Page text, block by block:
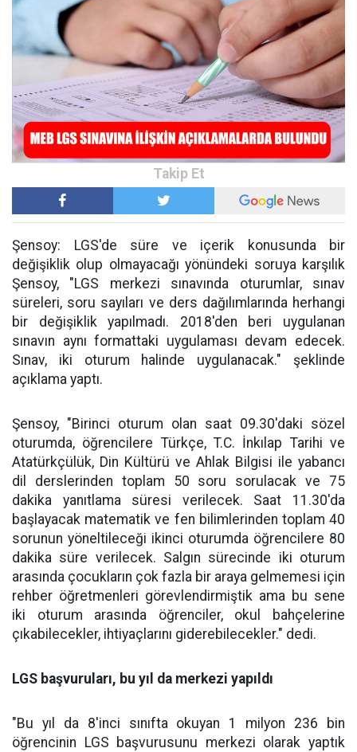
Şensoy: LGS'de süre ve içerik konusunda bir
değişiklik olup olmayacağı yönündeki soruya karşılık
Şensoy, "LGS merkezi sınavında oturumlar, sınav
süreleri, soru sayıları ve ders dağılımlarında herhangi
bir değişiklik yapılmadı. 2018'den beri uygulanan
sınavın aynı formattaki uygulaması devam edecek.
Sınav, iki oturum halinde uygulanacak." şeklinde
açıklama yaptı.
Şensoy, "Birinci oturum olan saat 09.30'daki sözel
oturumda, öğrencilere Türkçe, T.C. İnkılap Tarihi ve
Atatürkçülük, Din Kültürü ve Ahlak Bilgisi ile yabancı
dil derslerinden toplam 50 soru sorulacak ve 75
dakika yanıtlama süresi verilecek. Saat 11.30'da
başlayacak matematik ve fen bilimlerinden toplam 40
sorunun yöneltileceği ikinci oturumda öğrencilere 80
dakika süre verilecek. Salgın sürecinde iki oturum
arasında çocukların çok fazla bir araya gelmemesi için
rehber öğretmenleri görevlendirmiştik ama bu sene
iki oturum arasında öğrenciler, okul bahçelerine
çıkabilecekler, ihtiyaçlarını giderebilecekler." dedi.
LGS başvuruları, bu yıl da merkezi yapıldı
"Bu yıl da 8'inci sınıfta okuyan 1 milyon 236 bin
öğrencinin LGS başvurusunu merkezi olarak yaptık